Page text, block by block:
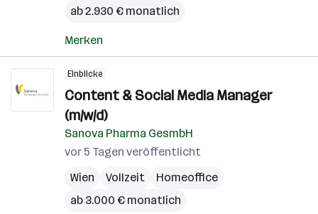
ab 2.930 € monatlich
Merken
Einblicke
Content & Social Media Manager
(m/w/d)
Sanova Pharma GesmbH
vor 5 Tagen veröffentlicht
Wien
Vollzeit
Homeoffice
ab 3.000 € monatlich